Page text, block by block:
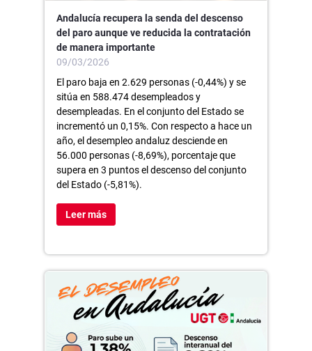
Andalucía recupera la senda del descenso
del paro aunque ve reducida la contratación
de manera importante
09/03/2026
El paro baja en 2.629 personas (-0,44%) y se
sitúa en 588.474 desempleados y
desempleadas. En el conjunto del Estado se
incrementó un 0,15%. Con respecto a hace un
año, el desempleo andaluz desciende en
56.000 personas (-8,69%), porcentaje que
supera en 3 puntos el descenso del conjunto
del Estado (-5,81%).
Leer más